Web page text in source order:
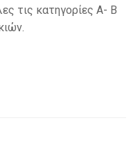
τις κατηγορίες Α- Β